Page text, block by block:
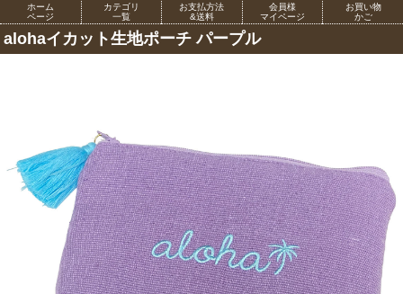
ホーム
ページ
カテゴリ
一覧
お支払方法
&送料
会員様
マイページ
お買い物
かご
alohaイカット生地ポーチ パープル